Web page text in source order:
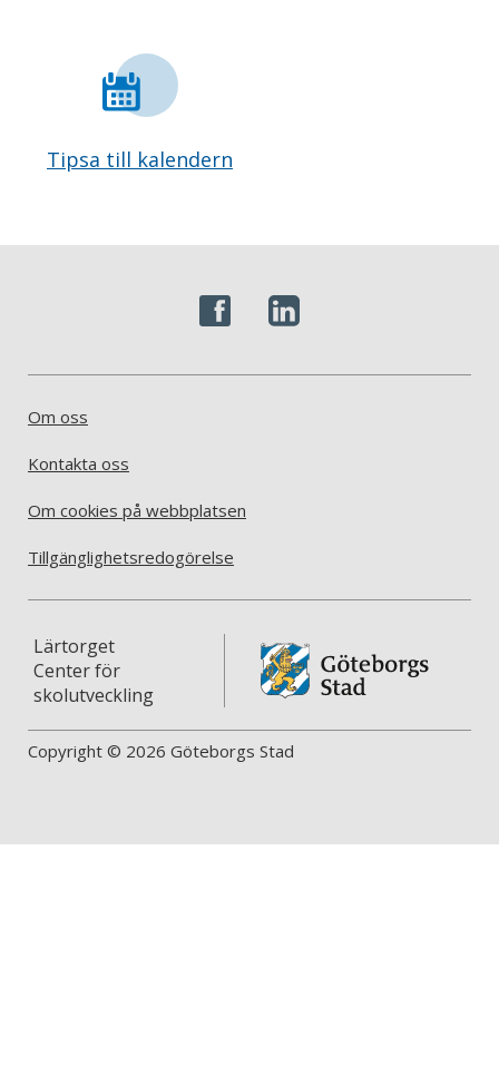
Tipsa till kalendern
Om oss
Kontakta oss
Om cookies på webbplatsen
Tillgänglighetsredogörelse
Lärtorget
Center för
skolutveckling
Copyright © 2026 Göteborgs Stad